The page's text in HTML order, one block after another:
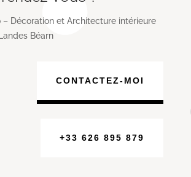
– Décoration et Architecture intérieure
Béarn
CONTACTEZ-MOI
+33 626 895 879